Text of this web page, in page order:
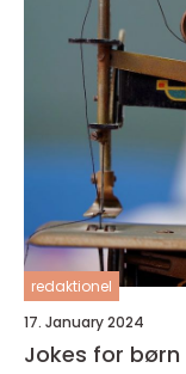
redaktionel
17. January 2024